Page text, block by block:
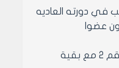
في 17/5/2007 اجتمع مجلس مدينه حلب في دورته العاديه
عضوا
اطلع المجلس في هذه الجلسه على مشروع تعديل قرار مجلس المدينه رقم 70 لعام 2004 الفقره الاخيره من الجدول رقم 2 مع بقية